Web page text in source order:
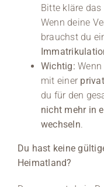
Bitte kläre das
Wenn deine
brauchst du
Wichtig:
mit einer
du für den
nicht mehr in
wechseln.
Du hast keine
Heimatland?